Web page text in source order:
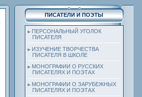
ПИСАТЕЛИ И ПОЭТЫ
ПЕРСОНАЛЬНЫЙ УГОЛОК
ПИСАТЕЛЯ
ИЗУЧЕНИЕ ТВОРЧЕСТВА
ПИСАТЕЛЯ В ШКОЛЕ
МОНОГРАФИИ О РУССКИХ
ПИСАТЕЛЯХ И ПОЭТАХ
МОНОГРАФИИ О ЗАРУБЕЖНЫХ
ПИСАТЕЛЯХ И ПОЭТАХ